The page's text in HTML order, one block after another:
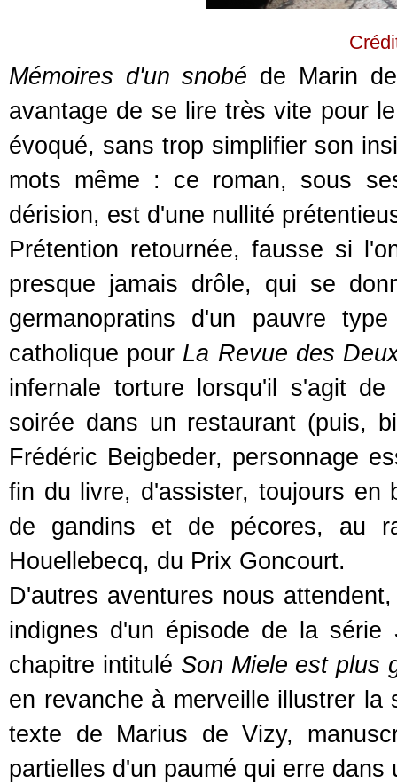
Mémoires d'un snobé de Marin
avantage de se lire très vite pour
évoqué, sans trop simplifier son
mots même : ce roman, sous
dérision, est d'une nullité
Prétention retournée, fausse si
presque jamais drôle, qui se
germanopratins d'un pauvre
catholique pour La Revue des
infernale torture lorsqu'il s'agit
soirée dans un restaurant (puis,
Frédéric Beigbeder, personnage
fin du livre, d'assister, toujours en
de gandins et de pécores, au
Houellebecq, du Prix Goncourt.
D'autres aventures nous
indignes d'un épisode de la série
chapitre intitulé Son Miele est plus
en revanche à merveille illustrer la
texte de Marius de Vizy,
partielles d'un paumé qui erre